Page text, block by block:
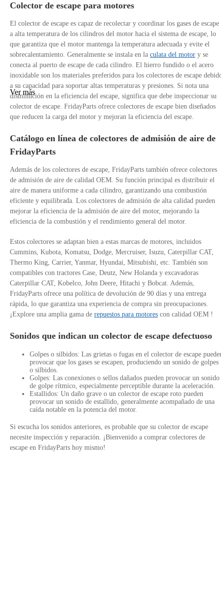
Colector de escape para motores
El colector de escape es capaz de recolectar y coordinar los gases de escape
a alta temperatura de los cilindros del motor hacia el sistema de escape, lo
que garantiza que el motor mantenga la temperatura adecuada y evite el
sobrecalentamiento. Generalmente se instala en la culata del motor y se
conecta al puerto de escape de cada cilindro. El hierro fundido o el acero
inoxidable son los materiales preferidos para los colectores de escape
a su capacidad para soportar altas temperaturas y presiones. Si nota una
disminución en la eficiencia del escape, significa que debe inspeccionar su
colector de escape. FridayParts ofrece colectores de escape bien diseñados
que reducen la carga del motor y mejoran la eficiencia del escape.
Catálogo en línea de colectores de admisión de aire de
FridayParts
Además de los colectores de escape, FridayParts también ofrece colectores
de admisión de aire de calidad OEM. Su función principal es distribuir el
aire de manera uniforme a cada cilindro, garantizando una combustión
eficiente y equilibrada. Los colectores de admisión de alta calidad pueden
mejorar la eficiencia de la admisión de aire del motor, mejorando la
eficiencia de la combustión y el rendimiento general del motor.
Estos colectores se adaptan bien a estas marcas de motores, incluidos
Cummins, Kubota, Komatsu, Dodge, Mercruiser, Isuzu, Caterpillar CAT,
Thermo King, Carrier, Yanmar, Hyundai, Mitsubishi, etc. También son
compatibles con tractores Case, Deutz, New Holanda y excavadoras
Caterpillar CAT, Kobelco, John Deere, Hitachi y Bobcat. Además,
FridayParts ofrece una política de devolución de 90 días y una entrega
rápida, lo que garantiza una experiencia de compra sin preocupaciones.
¡Explore una amplia gama de repuestos para motores con calidad OEM !
Sonidos que indican un colector de escape defectuoso
Golpes o silbidos: Las grietas o fugas en el colector de escape
provocar que los gases se escapen, produciendo un sonido de golpes
o silbidos.
Golpes: Las conexiones o sellos dañados pueden provocar un sonido
de golpe rítmico, especialmente perceptible durante la aceleración.
Estallidos: Un daño grave o un colector de escape roto pueden
provocar un sonido de estallido, generalmente acompañado de una
caída notable en la potencia del motor.
Si escucha los sonidos anteriores, es probable que su colector de escape
necesite inspección y reparación. ¡Bienvenido a comprar colectores de
escape en FridayParts hoy mismo!
Ver más